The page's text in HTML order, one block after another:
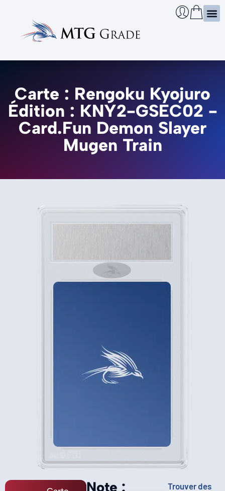
Carte : Rengoku Kyojuro
Édition : KNY2-GSEC02 -
Card.Fun Demon Slayer
Mugen Train
Note :
Trouver des